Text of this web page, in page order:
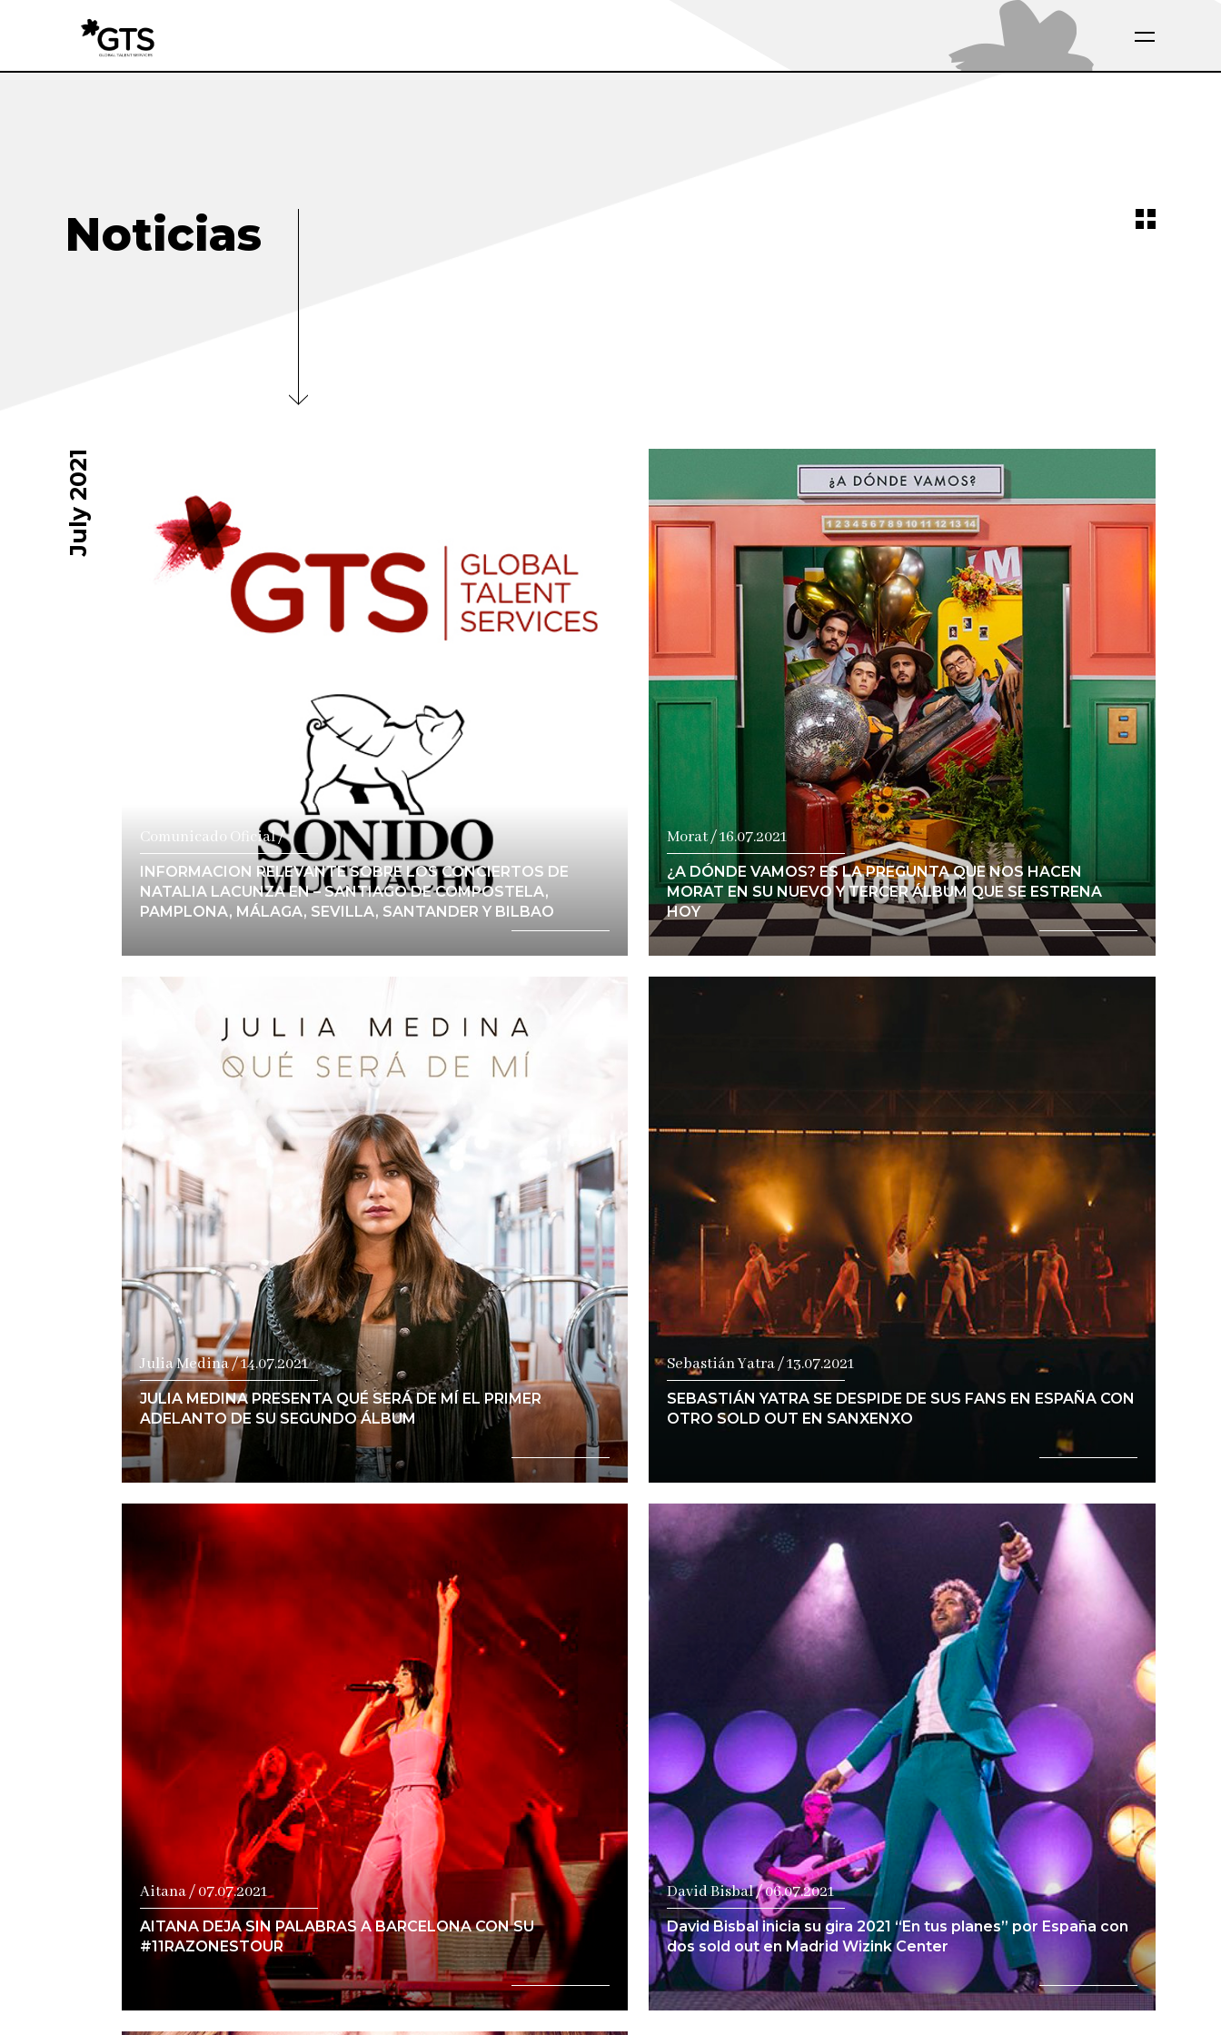
Noticias
July 2021
Comunicado Oficial /
INFORMACION RELEVANTE SOBRE LOS CONCIERTOS DE
NATALIA LACUNZA EN – SANTIAGO DE COMPOSTELA,
PAMPLONA, MÁLAGA, SEVILLA, SANTANDER Y BILBAO
Ver noticia
Morat / 16.07.2021
¿A DÓNDE VAMOS? ES LA PREGUNTA QUE NOS HACEN
MORAT EN SU NUEVO Y TERCER ÁLBUM QUE SE ESTRENA
HOY
Ver noticia
Julia Medina / 14.07.2021
JULIA MEDINA PRESENTA QUÉ SERÁ DE MÍ EL PRIMER
ADELANTO DE SU SEGUNDO ÁLBUM
Ver noticia
Sebastián Yatra / 13.07.2021
SEBASTIÁN YATRA SE DESPIDE DE SUS FANS EN ESPAÑA CON
OTRO SOLD OUT EN SANXENXO
Ver noticia
Aitana / 07.07.2021
AITANA DEJA SIN PALABRAS A BARCELONA CON SU
#11RAZONESTOUR
David Bisbal / 06.07.2021
David Bisbal inicia su gira 2021 “En tus planes” por España con
dos sold out en Madrid Wizink Center